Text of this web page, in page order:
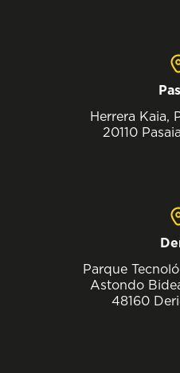
Herrera Kaia,
20110
Parque
Astondo
48160